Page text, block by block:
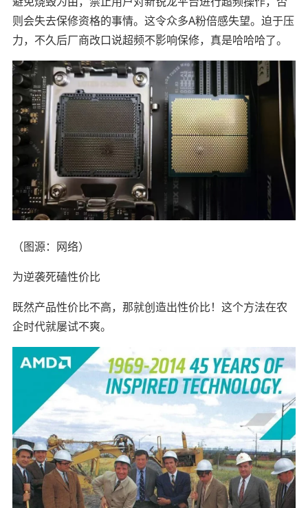
则会失去保修资格的事情。这令众多A粉倍感失望。迫于压
力，不久后厂商改口说超频不影响保修，真是哈哈哈了。
（图源：网络）
为逆袭死磕性价比
既然产品性价比不高，那就创造出性价比！这个方法在农
企时代就屡试不爽。